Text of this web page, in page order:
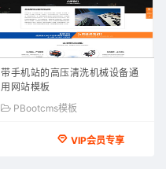
带手机站的高压清洗机械设备通
用网站模板
PBootcms模板
VIP会员专享